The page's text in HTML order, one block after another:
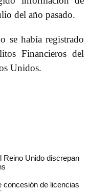
del año pasado.
se había registrado
Financieros del
Unidos.
Reino Unido discrepan
concesión de licencias